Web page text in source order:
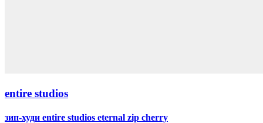
entire studios
зип-худи entire studios eternal zip cherry